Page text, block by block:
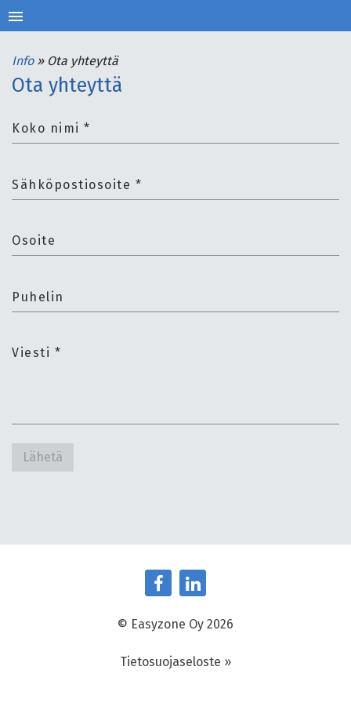
menu
Ota yhteyttä
Koko nimi *
Sähköpostiosoite *
Osoite
Puhelin
Viesti *
Lähetä
Info »Ota yhteyttä
© Easyzone Oy 2026
Tietosuojaseloste »